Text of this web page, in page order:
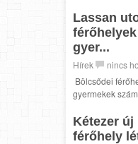
Lassan
gyer...
Hírek
nincs
Bölcsődei
gyermekek
Kétezer
férőhely